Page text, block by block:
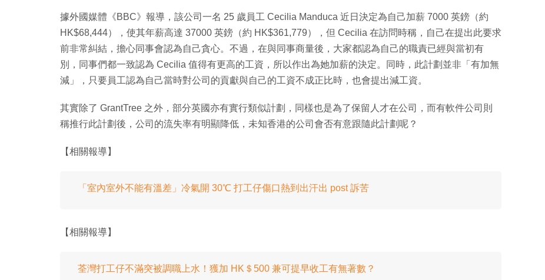
據外國媒體《BBC》報導，該公司一名 25 歲員工 Cecilia Manduca 近日決定為自己加薪 7000 英鎊（約
HK$68,444），使其年薪高達 37000 英鎊（約 HK$361,779），但 Cecilia 在訪問時稱，自己在提出此要求
前非常糾結，擔心同事會認為自己貪心。不過，在與同事商量後，大家都認為自己的職責已經與當初有
別，同事們都一致認為 Cecilia 值得有更高的工資，所以作出為她加薪的決定。同時，此計劃並非「有加無
減」，只要員工認為自己當時對公司的貢獻與自己的工資不成正比時，也會提出減工資。
其實除了 GrantTree 之外，部分英國亦有實行類似計劃，同樣也是為了保留人才在公司，而有軟件公司則
稱推行此計劃後，公司的流失率有明顯降低，未知香港的公司會否有意跟隨此計劃呢？
【相關報導】
「室內室外不能有溫差」冷氣開 30℃ 打工仔傷口熱到出汗出 post 訴苦
【相關報導】
荃灣打工仔不滿突被調職上水！獲加 HK＄500 兼可提早收工有無著數？